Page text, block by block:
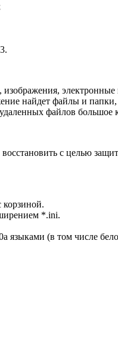
найдет файлы и
файлов
с целью
*.ini.
языками (в том числе